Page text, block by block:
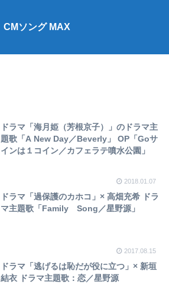
CMソング MAX
ドラマ「海月姫（芳根京子）」のドラマ主
題歌「A New Day／Beverly」 OP「Goサ
インは１コイン／カフェラテ噴水公園」
2018.01.07
ドラマ「過保護のカホコ」× 高畑充希 ドラ
マ主題歌「Family Song／星野源」
2017.08.15
ドラマ「逃げるは恥だが役に立つ」× 新垣
結衣 ドラマ主題歌：恋／星野源